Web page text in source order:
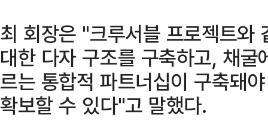
최 회장은 "크루서블 프로젝트와
대한 다자 구조를 구축하고, 채
르는 통합적 파트너십이 구축돼
확보할 수 있다"고 말했다.